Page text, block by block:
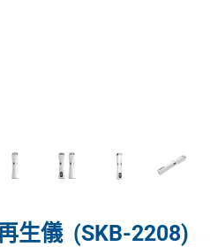
生儀 (SKB-2208)